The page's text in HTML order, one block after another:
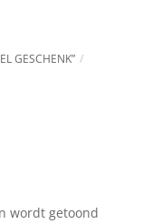
GESCHENK”
wordt getoond